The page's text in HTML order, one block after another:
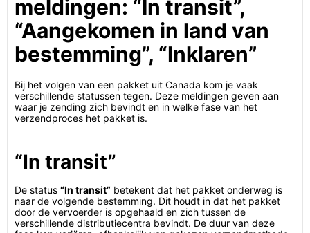
meldingen: “In transit”,
“Aangekomen in land van
bestemming”, “Inklaren”
Bij het volgen van een pakket uit Canada kom je vaak
verschillende statussen tegen. Deze meldingen geven aan
waar je zending zich bevindt en in welke fase van het
verzendproces het pakket is.
“In transit”
De status “In transit” betekent dat het pakket onderweg is
naar de volgende bestemming. Dit houdt in dat het pakket
door de vervoerder is opgehaald en zich tussen de
verschillende distributiecentra bevindt. De duur van deze